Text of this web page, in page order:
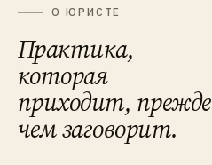
О ЮРИСТЕ
Практика,
которая
приходит, прежде
чем заговорит.